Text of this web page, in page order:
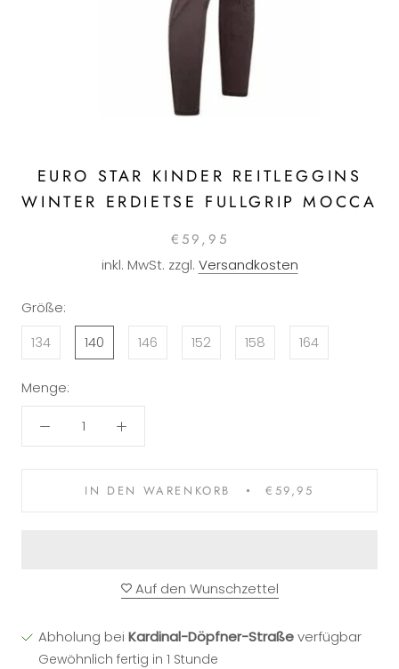
EURO STAR KINDER REITLEGGINS
WINTER ERDIETSE FULLGRIP MOCCA
€59,95
inkl. MwSt. zzgl. Versandkosten
Größe:
134
140 146 152 158 164
Menge:
IN DEN WARENKORB €59,95
Auf den Wunschzettel
Abholung bei Kardinal-Döpfner-Straßeverfügbar
Gewöhnlich fertig in 1 Stunde